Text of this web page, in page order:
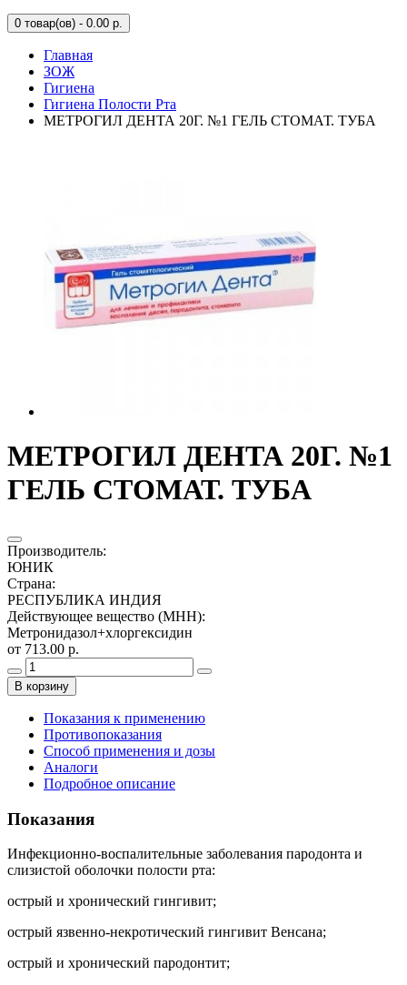
0 товар(ов) - 0.00 р.
Главная
ЗОЖ
Гигиена
Гигиена Полости Рта
МЕТРОГИЛ ДЕНТА 20Г. №1 ГЕЛЬ СТОМАТ. ТУБА
МЕТРОГИЛ ДЕНТА 20Г. №1
ГЕЛЬ СТОМАТ. ТУБА
Производитель:
ЮНИК
Страна:
РЕСПУБЛИКА ИНДИЯ
Действующее вещество (МНН):
Метронидазол+хлоргексидин
от 713.00 р.
В корзину
Показания к применению
Противопоказания
Способ применения и дозы
Аналоги
Подробное описание
Показания
Инфекционно-воспалительные заболевания пародонта и
слизистой оболочки полости рта:
острый и хронический гингивит;
острый язвенно-некротический гингивит Венсана;
острый и хронический пародонтит;